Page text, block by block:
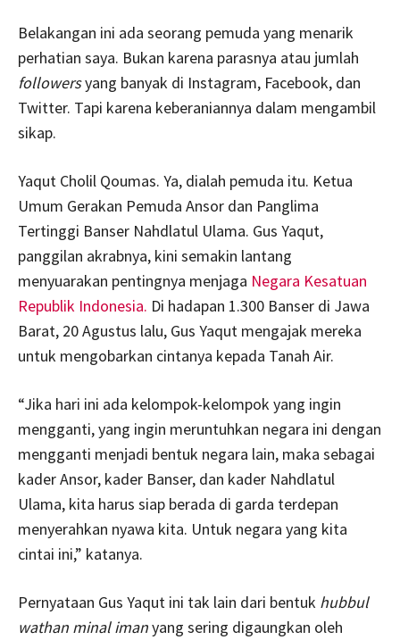
Belakangan ini ada seorang pemuda yang menarik
perhatian saya. Bukan karena parasnya atau jumlah
followersyang banyak di Instagram, Facebook, dan
Twitter. Tapi karena keberaniannya dalam mengambil
sikap.
Yaqut Cholil Qoumas. Ya, dialah pemuda itu. Ketua
Umum Gerakan Pemuda Ansor dan Panglima
Tertinggi Banser Nahdlatul Ulama. Gus Yaqut,
panggilan akrabnya, kini semakin lantang
menyuarakan pentingnya menjaga Negara Kesatuan
Republik Indonesia. Di hadapan 1.300 Banser di Jawa
Barat, 20 Agustus lalu, Gus Yaqut mengajak mereka
untuk mengobarkan cintanya kepada Tanah Air.
“Jika hari ini ada kelompok-kelompok yang ingin
mengganti, yang ingin meruntuhkan negara ini dengan
mengganti menjadi bentuk negara lain, maka sebagai
kader Ansor, kader Banser, dan kader Nahdlatul
Ulama, kita harus siap berada di garda terdepan
menyerahkan nyawa kita. Untuk negara yang kita
cintai ini,” katanya.
Pernyataan Gus Yaqut ini tak lain dari bentuk hubbul
wathan minal imanyang sering digaungkan oleh